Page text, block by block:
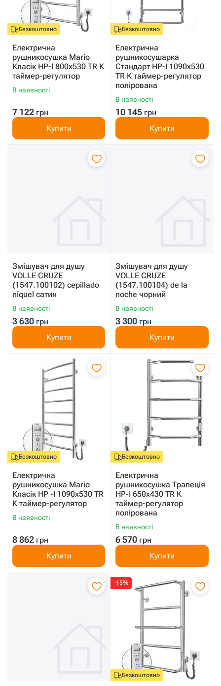
Безкоштовно
Електрична
рушникосушка Mario
Класік HP-I 800x530 TR K
таймер-регулятор
В наявності
7 122 грн
Купити
Безкоштовно
Електрична
рушникосушарка
Стандарт HP-I 1090x530
TR K таймер-регулятор
полірована
В наявності
10 145 грн
Купити
Змішувач для душу
VOLLE CRUZE
(1547.100102) cepillado
níquel сатин
В наявності
3 630 грн
Купити
Змішувач для душу
VOLLE CRUZE
(1547.100104) de la
noche чорний
В наявності
3 300 грн
Купити
Безкоштовно
Електрична
рушникосушка Mario
Класік HP -I 1090x530 TR
K таймер-регулятор
В наявності
8 862 грн
Купити
Безкоштовно
Електрична
рушникосушка Трапеція
HP-I 650x430 TR K
таймер-регулятор
полірована
В наявності
6 570 грн
Купити
Безкоштовно
-15%